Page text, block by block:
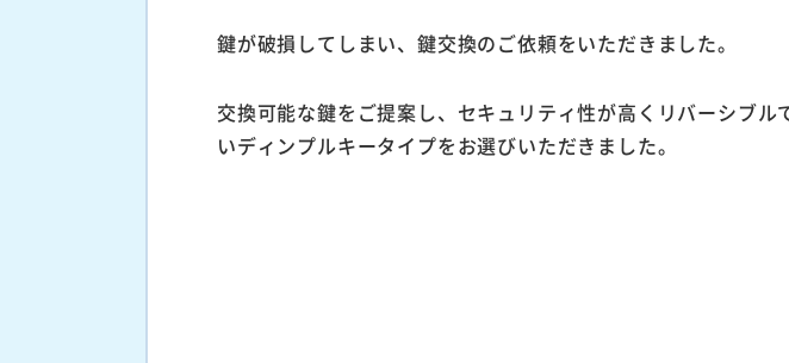
鍵が破損してしまい、鍵交換のご依頼をいただきました。
交換可能な鍵をご提案し、セキュリティ性が高くリバーシブル
いディンプルキータイプをお選びいただきました。